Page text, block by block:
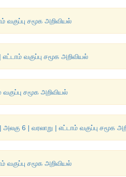
சமூக அறிவியல்
வகுப்பு சமூக அறிவியல்
சமூக அறிவியல்
6 | வரலாறு | எட்டாம் வகுப்பு சமூக
சமூக அறிவியல்